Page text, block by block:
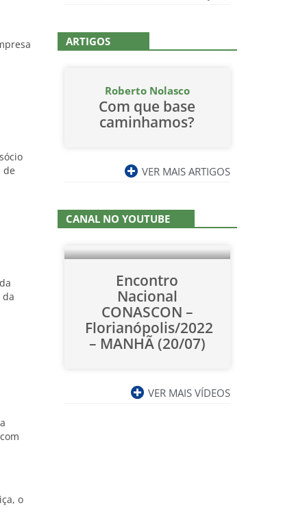
de
da
o
ARTIGOS
Roberto Nolasco
Com que base
caminhamos?
VER MAIS ARTIGOS
CANAL NO YOUTUBE
Encontro
Nacional
CONASCON –
Florianópolis/2022
– MANHÃ (20/07)
VER MAIS VÍDEOS